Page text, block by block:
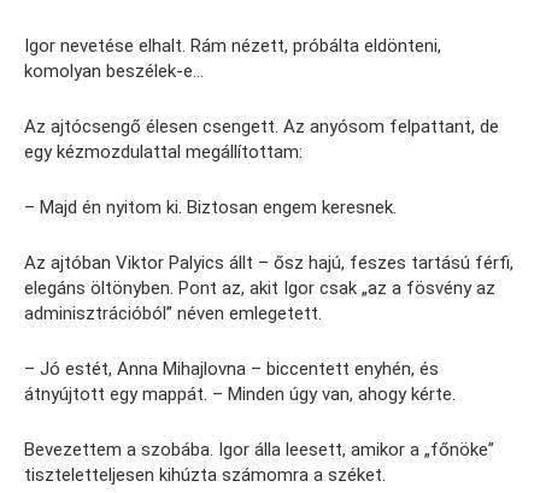
Igor nevetése elhalt. Rám nézett, próbálta eldönteni,
komolyan beszélek-e…
Az ajtócsengő élesen csengett. Az anyósom felpattant, de
egy kézmozdulattal megállítottam:
– Majd én nyitom ki. Biztosan engem keresnek.
Az ajtóban Viktor Palyics állt – ősz hajú, feszes tartású férfi,
elegáns öltönyben. Pont az, akit Igor csak „az a fösvény az
adminisztrációból” néven emlegetett.
– Jó estét, Anna Mihajlovna – biccentett enyhén, és
átnyújtott egy mappát. – Minden úgy van, ahogy kérte.
Bevezettem a szobába. Igor álla leesett, amikor a „főnöke”
tiszteletteljesen kihúzta számomra a széket.